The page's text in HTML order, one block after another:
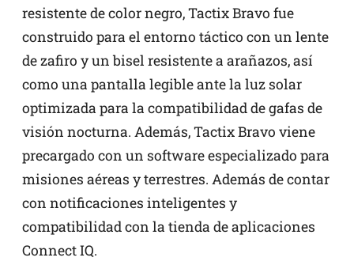
resistente de color negro, Tactix Bravo fue
construido para el entorno táctico con un lente
de zafiro y un bisel resistente a arañazos, así
como una pantalla legible ante la luz solar
optimizada para la compatibilidad de gafas de
visión nocturna. Además, Tactix Bravo viene
precargado con un software especializado para
misiones aéreas y terrestres. Además de contar
con notificaciones inteligentes y
compatibilidad con la tienda de aplicaciones
Connect IQ.